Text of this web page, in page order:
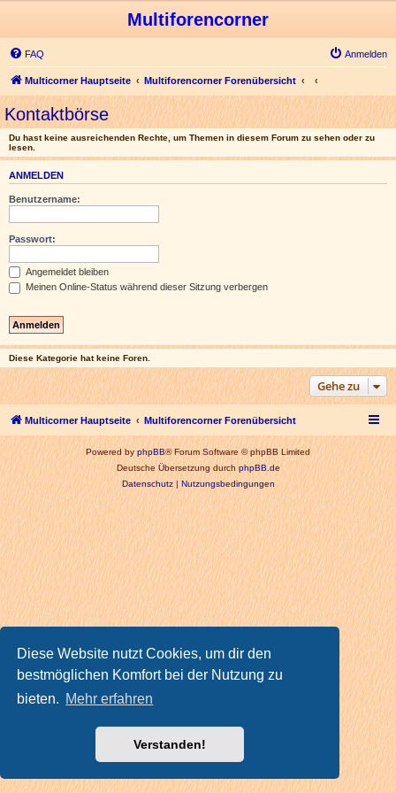
Diese Website nutzt Cookies, um dir den
bestmöglichen Komfort bei der Nutzung zu
bieten. Mehr erfahren
Verstanden!
Multiforencorner
FAQ Anmelden
Multicorner Hauptseite Multiforencorner Forenübersicht
Kontaktbörse
Du hast keine ausreichenden Rechte, um Themen in diesem Forum zu sehen oder zu
lesen.
ANMELDEN
Benutzername:
Passwort:
Angemeldet bleiben
Meinen Online-Status während dieser Sitzung verbergen
Diese Kategorie hat keine Foren.
Gehe zu
Multicorner Hauptseite Multiforencorner Forenübersicht
Powered byphpBB® Forum Software © phpBB Limited
Deutsche Übersetzung durchphpBB.de
Datenschutz|Nutzungsbedingungen